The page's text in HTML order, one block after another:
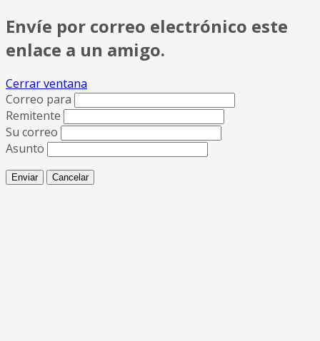
Envíe por correo electrónico este
enlace a un amigo.
Cerrar ventana
Correo para
Remitente
Su correo
Asunto
Enviar Cancelar